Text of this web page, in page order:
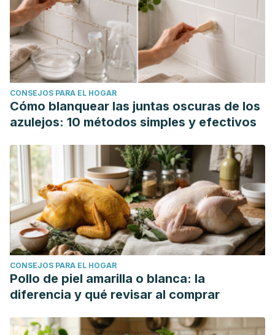
CONSEJOS PARA EL HOGAR
Cómo blanquear las juntas oscuras de los
azulejos: 10 métodos simples y efectivos
CONSEJOS PARA EL HOGAR
Pollo de piel amarilla o blanca: la
diferencia y qué revisar al comprar